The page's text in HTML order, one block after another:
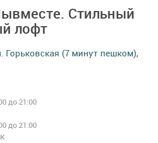
Стильный
лофт
Горьковская (7 минут пешком),
до 21:00
до 21:00